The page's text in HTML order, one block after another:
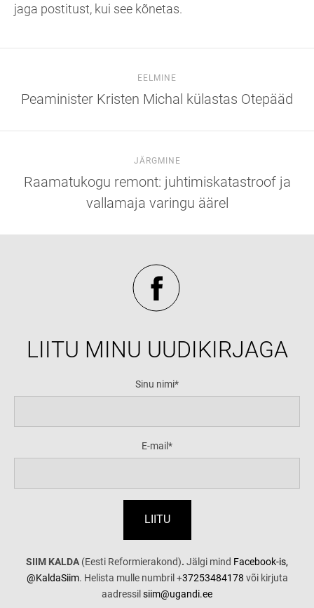
jaga postitust, kui see kõnetas.
EELMINE
Peaminister Kristen Michal külastas Otepääd
JÄRGMINE
Raamatukogu remont: juhtimiskatastroof ja
vallamaja varingu äärel
LIITU MINU UUDIKIRJAGA
Sinu nimi
E-mail
SIIM KALDA(Eesti Reformierakond). Jälgi mind Facebook-is,
@KaldaSiim. Helista mulle numbril +37253484178 või kirjuta
aadressil siim@ugandi.ee